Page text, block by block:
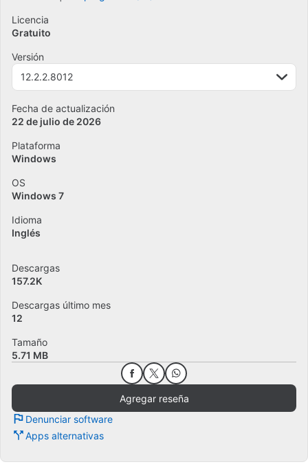
Licencia
Gratuito
Versión
12.2.2.8012
Fecha de actualización
22 de julio de 2026
Plataforma
Windows
OS
Windows 7
Idioma
Inglés
Descargas
157.2K
Descargas último mes
12
Tamaño
5.71 MB
Agregar reseña
Denunciar software
Apps alternativas